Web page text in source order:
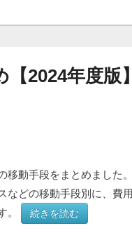
2024年度版】
移動手段をまとめました
などの移動手段別に、費
。
続きを読む